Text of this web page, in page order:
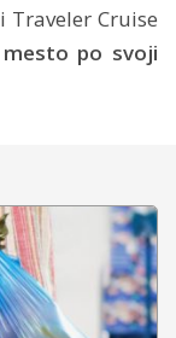
Traveler Cruise
po svoji